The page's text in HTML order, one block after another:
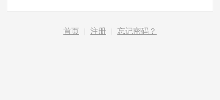
首页 注册 忘记密码？